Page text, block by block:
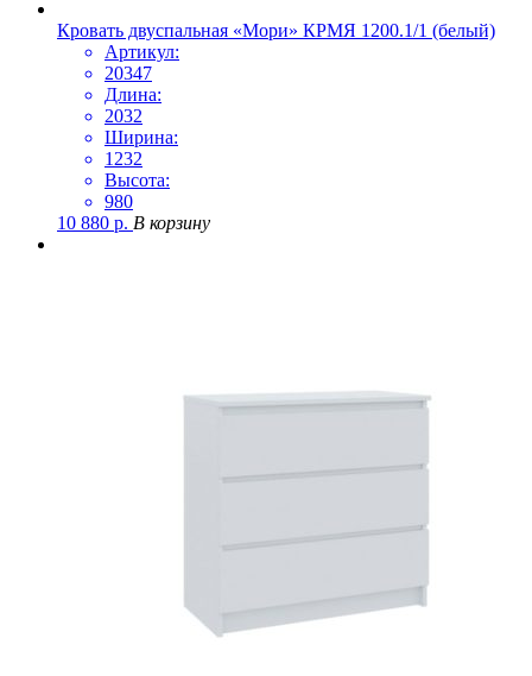
Кровать двуспальная «Мори» КРМЯ 1200.1/1 (белый)
Артикул:
20347
Длина:
2032
Ширина:
1232
Высота:
980
10 880 р. В корзину